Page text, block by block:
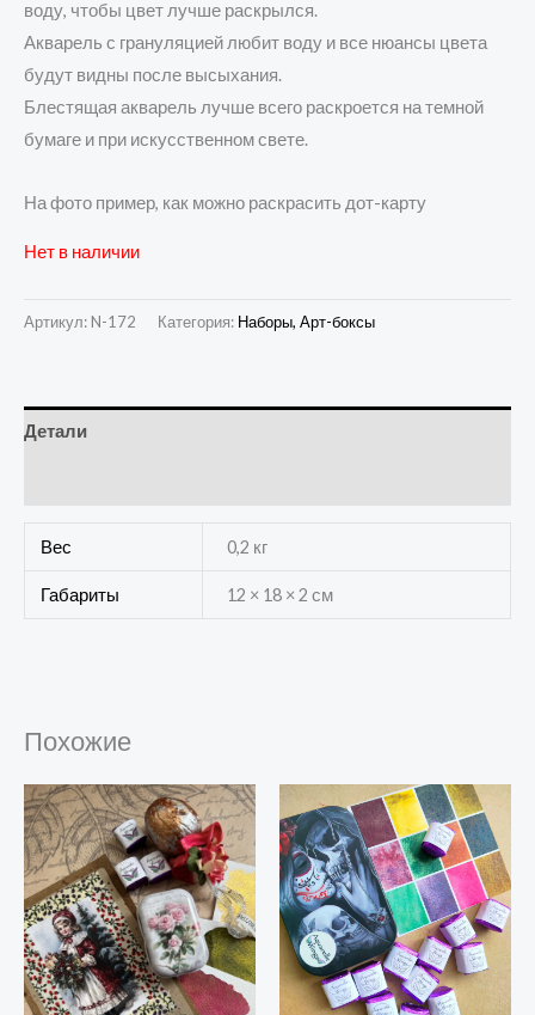
воду, чтобы цвет лучше раскрылся.
Акварель с грануляцией любит воду и все нюансы цвета
будут видны после высыхания.
Блестящая акварель лучше всего раскроется на темной
бумаге и при искусственном свете.
На фото пример, как можно раскрасить дот-карту
Нет в наличии
Артикул: N-172 Категория: Наборы, Арт-боксы
Детали
Вес 0,2 кг
Габариты 12 × 18 × 2 см
Похожие